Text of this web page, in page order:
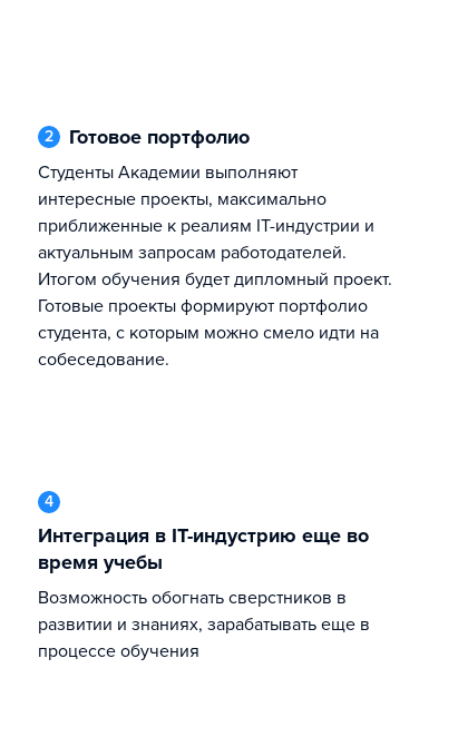
2 Готовое портфолио
Студенты Академии выполняют
интересные проекты, максимально
приближенные к реалиям IT-индустрии и
актуальным запросам работодателей.
Итогом обучения будет дипломный проект.
Готовые проекты формируют портфолио
студента, с которым можно смело идти на
собеседование.
4
Интеграция в IT-индустрию еще во
время учебы
Возможность обогнать сверстников в
развитии и знаниях, зарабатывать еще в
процессе обучения